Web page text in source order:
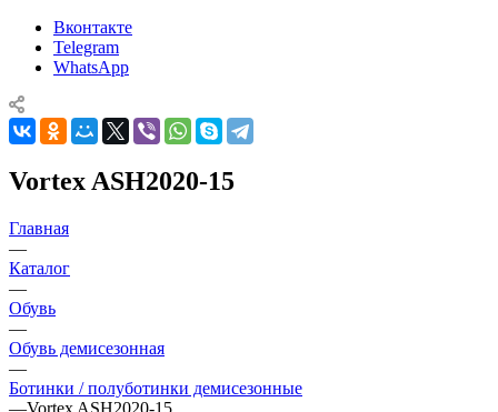
Вконтакте
Telegram
WhatsApp
Vortex ASH2020-15
Главная
—
Каталог
—
Обувь
—
Обувь демисезонная
—
Ботинки / полуботинки демисезонные
—Vortex ASH2020-15